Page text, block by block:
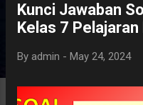
Kunci Jawaban
Kelas 7
By admin - May 24, 2024